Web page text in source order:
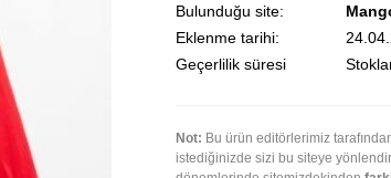
Bulunduğu site:
Eklenme tarihi:
Geçerlilik süresi
Not: Bu ürün editörlerimiz
istediğinizde sizi bu siteye